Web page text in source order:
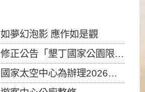
如夢幻泡影 應作如是觀
修正公告「墾丁國家公園限制水域遊憩活動之種類、範圍、時間及行為」，自即日生效。
國家太空中心為辦理2026台灣盃火箭競賽，陸、海、空域警戒及協調相關事宜，因颱風備案事宜